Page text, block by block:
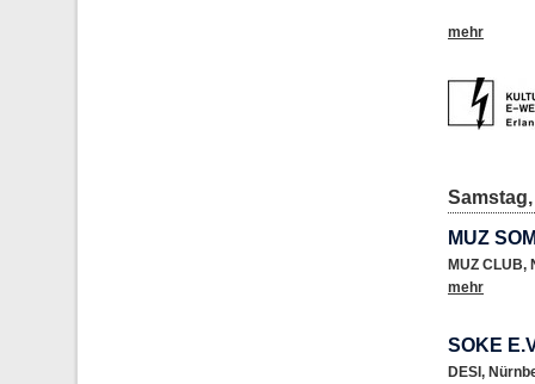
mehr
MUZ
MUZ CLUB,
mehr
SOKE
DESI ,